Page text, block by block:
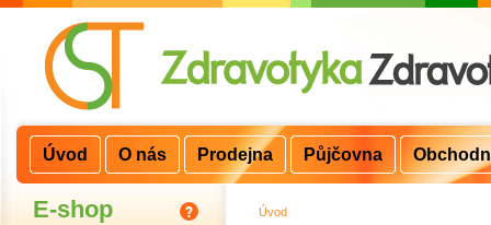
E-shop Úvod
Úvod O nás Prodejna Půjčovna